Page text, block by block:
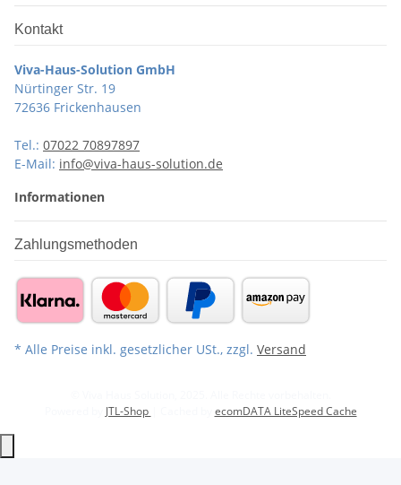
Kontakt
Viva-Haus-Solution GmbH
Nürtinger Str. 19
72636 Frickenhausen
Tel.: 07022 70897897
E-Mail: info@viva-haus-solution.de
Informationen
Zahlungsmethoden
* Alle Preise inkl. gesetzlicher USt., zzgl. Versand
JTL-Shop ecomDATA LiteSpeed Cache